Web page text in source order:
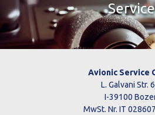
Service
Avionic Service
L. Galvani Str.
I-39100
MwSt. Nr. IT